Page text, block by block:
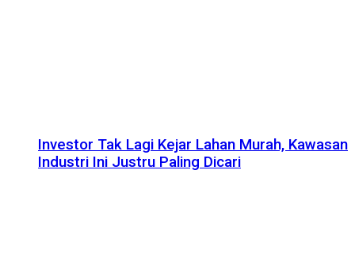
Investor Tak Lagi Kejar Lahan Murah, Kawasan
Industri Ini Justru Paling Dicari